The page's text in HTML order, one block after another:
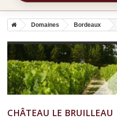
Domaines Bordeaux
CHÂTEAU LE BRUILLEAU